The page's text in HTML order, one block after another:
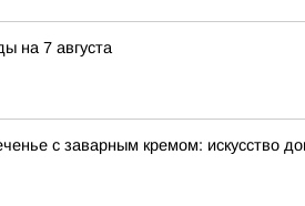
на 7 августа
с заварным кремом: искусство